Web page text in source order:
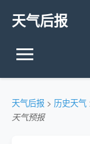
天气后报
天气后报 > 历史天气
天气预报